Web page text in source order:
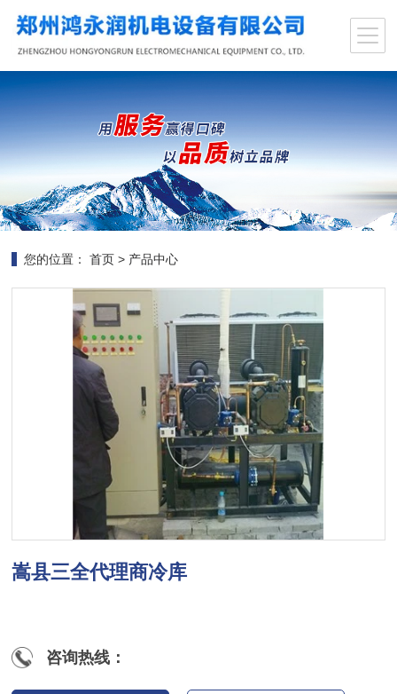
您的位置： 首页 > 产品中心
嵩县三全代理商冷库
咨询热线：